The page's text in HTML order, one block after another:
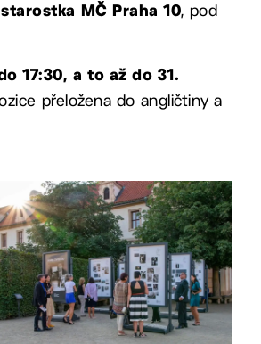
MČ Praha 10, pod
17:30, a to až do 31.
přeložena do angličtiny a